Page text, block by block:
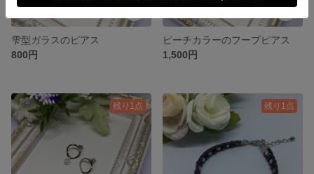
雫型ガラスのピアス
800円
ピーチカラーのフープピアス
1,500円
残り1点 残り1点